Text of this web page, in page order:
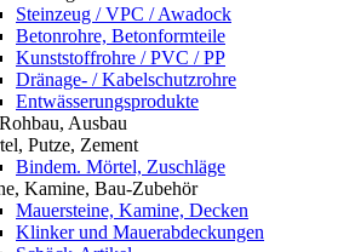
Steinzeug / VPC / Awadock
Betonrohre, Betonformteile
Kunststoffrohre / PVC / PP
Dränage- / Kabelschutzrohre
Entwässerungsprodukte
Ausbau
Putze, Zement
Bindem. Mörtel, Zuschläge
Kamine, Bau-Zubehör
Mauersteine, Kamine, Decken
Klinker und Mauerabdeckungen